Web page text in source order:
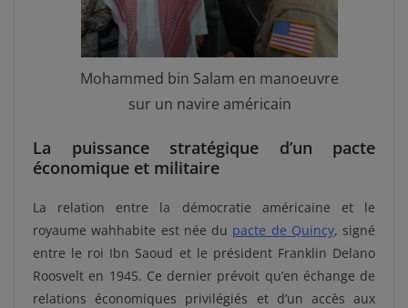
Mohammed bin Salam en manoeuvre
sur un navire américain
La puissance stratégique d’un pacte
économique et militaire
La relation entre la démocratie américaine et le
royaume wahhabite est née du pacte de Quincy, signé
entre le roi Ibn Saoud et le président Franklin Delano
Roosvelt en 1945. Ce dernier prévoit qu’en échange de
relations économiques privilégiés et d’un accès aux